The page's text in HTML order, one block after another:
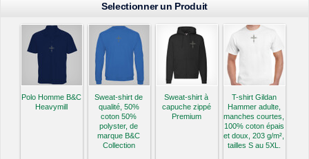
Selectionner un Produit
Polo Homme B&C
Heavymill
Sweat-shirt de
qualité, 50%
coton 50%
polyster, de
marque B&C
Collection
Sweat-shirt à
capuche zippé
Premium
T-shirt Gildan
Hammer adulte,
manches courtes,
100% coton épais
et doux, 203 g/m²,
tailles S au 5XL.